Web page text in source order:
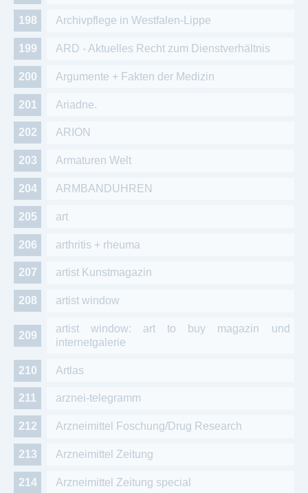
Archivpflege in Westfalen-Lippe
ARD - Aktuelles Recht zum Dienstverhältnis
Argumente + Fakten der Medizin
Ariadne.
ARION
Armaturen Welt
ARMBANDUHREN
art
arthritis + rheuma
artist Kunstmagazin
artist window
artist window: art to buy magazin und
internetgalerie
Artlas
arznei-telegramm
Arzneimittel Foschung/Drug Research
Arzneimittel Zeitung
Arzneimittel Zeitung special